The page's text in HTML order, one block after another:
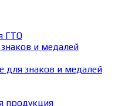
ГТО
и медалей
знаков и медалей
продукция